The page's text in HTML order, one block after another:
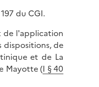
du CGI.
de l'application
dispositions, de
et de La
Mayotte (I § 40